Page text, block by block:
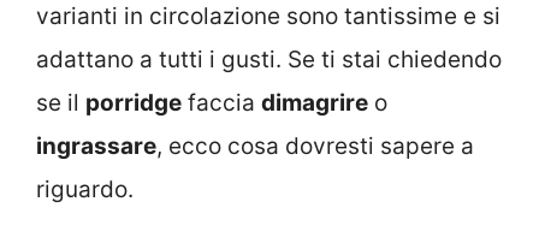
varianti in circolazione sono tantissime e si
adattano a tutti i gusti. Se ti stai chiedendo
se il porridge faccia dimagrire o
ingrassare, ecco cosa dovresti sapere a
riguardo.